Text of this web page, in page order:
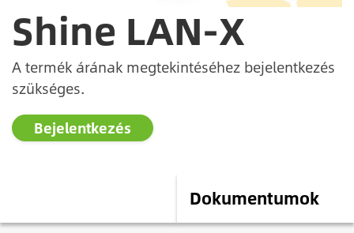
Shine LAN-X
A termék árának megtekintéséhez bejelentkezés
szükséges.
Bejelentkezés
Dokumentumok